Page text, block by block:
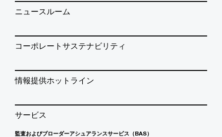
ニュースルーム
コーポレートサステナビリティ
情報提供ホットライン
サービス
監査およびブローダーアシュアランスサービス（BAS）